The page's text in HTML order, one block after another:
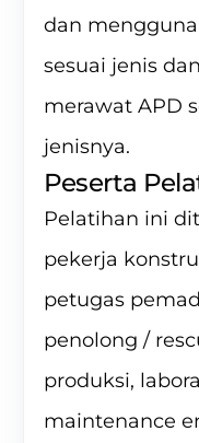
dan
sesuai jenis
merawat APD
jenisnya.
Peserta
Pelatihan ini
pekerja
petugas
penolong /
produksi,
maintenance